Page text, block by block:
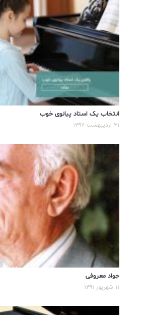
انتخاب یک استاد پیانوی خوب
۳۱ اردیبهشت ۱۳۹۷
جواد معروفی
۱۱ شهریور ۱۳۹۱